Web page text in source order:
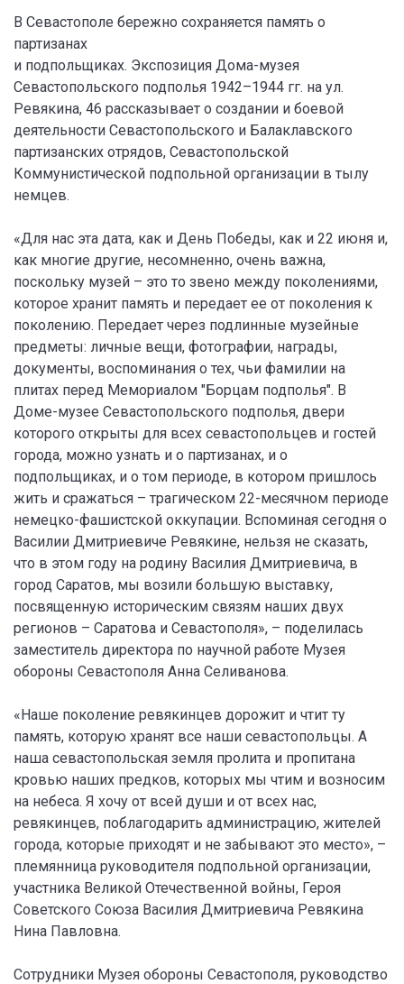
В Севастополе бережно сохраняется память о
партизанах
и подпольщиках. Экспозиция Дома-музея
Севастопольского подполья 1942–1944 гг. на ул.
Ревякина, 46 рассказывает о создании и боевой
деятельности Севастопольского и Балаклавского
партизанских отрядов, Севастопольской
Коммунистической подпольной организации в тылу
немцев.
«Для нас эта дата, как и День Победы, как и 22 июня и,
как многие другие, несомненно, очень важна,
поскольку музей – это то звено между поколениями,
которое хранит память и передает ее от поколения к
поколению. Передает через подлинные музейные
предметы: личные вещи, фотографии, награды,
документы, воспоминания о тех, чьи фамилии на
плитах перед Мемориалом "Борцам подполья". В
Доме-музее Севастопольского подполья, двери
которого открыты для всех севастопольцев и гостей
города, можно узнать и о партизанах, и о
подпольщиках, и о том периоде, в котором пришлось
жить и сражаться – трагическом 22-месячном периоде
немецко-фашистской оккупации. Вспоминая сегодня о
Василии Дмитриевиче Ревякине, нельзя не сказать,
что в этом году на родину Василия Дмитриевича, в
город Саратов, мы возили большую выставку,
посвященную историческим связям наших двух
регионов – Саратова и Севастополя», – поделилась
заместитель директора по научной работе Музея
обороны Севастополя Анна Селиванова.
«Наше поколение ревякинцев дорожит и чтит ту
память, которую хранят все наши севастопольцы. А
наша севастопольская земля пролита и пропитана
кровью наших предков, которых мы чтим и возносим
на небеса. Я хочу от всей души и от всех нас,
ревякинцев, поблагодарить администрацию, жителей
города, которые приходят и не забывают это место», –
племянница руководителя подпольной организации,
участника Великой Отечественной войны, Героя
Советского Союза Василия Дмитриевича Ревякина
Нина Павловна.
Сотрудники Музея обороны Севастополя, руководство